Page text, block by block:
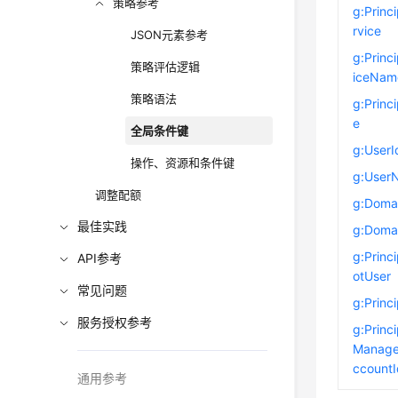
JSON元素参考
策略评估逻辑
策略语法
全局条件键
操作、资源和条件键
调整配额
最佳实践
API参考
常见问题
服务授权参考
通用参考
rvice
e
otUser